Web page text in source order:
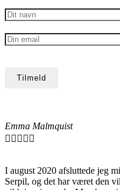
Emma Malmquist
    
I august 2020 afsluttede jeg
Serpil, og det har været den